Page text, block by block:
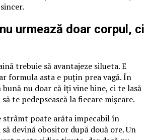
urmează doar corpul, ci
trebuie să avantajeze silueta. E
formula asta e puțin prea vagă. În
nu doar că îți vine bine, ci te lasă
te pedepsească la fiecare mișcare.
poate arăta impecabil în
devină obositor după două ore. Un